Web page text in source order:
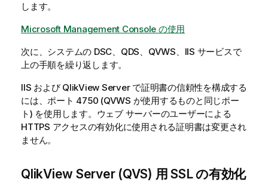
します。
Microsoft Management Console の使用
次に、システムの DSC、QDS、QVWS、IIS サービスで
上の手順を繰り返します。
IIS およびQlikView Server で証明書の信頼性を構成する
には、ポート 4750 (QVWS が使用するものと同じポー
ト) を使用します。ウェブ サーバーのユーザーによる
HTTPS アクセスの有効化に使用される証明書は変更され
ません。
QlikView Server (QVS) 用 SSL の有効化